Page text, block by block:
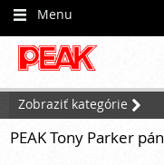
 Menu
Zobraziť kategórie 
PEAK Tony Parker